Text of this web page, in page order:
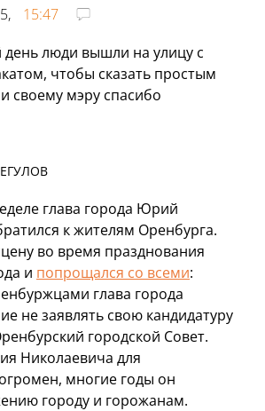
15:47
люди вышли на улицу с
чтобы сказать простым
своему мэру спасибо
глава города Юрий
к жителям Оренбурга.
во время празднования
и попрощался со всеми:
глава города
не заявлять свою кандидатуру
городской Совет.
Николаевича для
многие годы он
городу и горожанам.